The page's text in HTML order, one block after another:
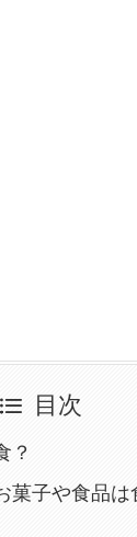
目次
？
菓子や食品は